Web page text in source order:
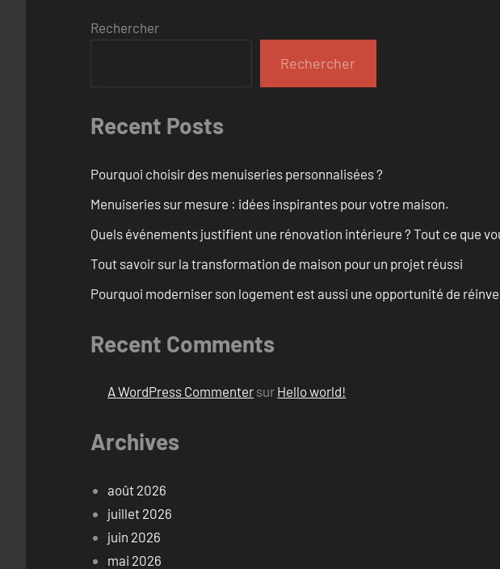
Rechercher
Rechercher
Recent Posts
Pourquoi choisir des menuiseries personnalisées ?
Menuiseries sur mesure : idées inspirantes pour votre maison.
Quels événements justifient une rénovation intérieure ? Tout ce que
Tout savoir sur la transformation de maison pour un projet réussi
Pourquoi moderniser son logement est aussi une opportunité de
Recent Comments
A WordPress Commenter sur Hello world!
Archives
août 2026
juillet 2026
juin 2026
mai 2026